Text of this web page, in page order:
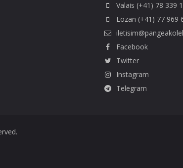
Valais (+41) 78 339
Lozan (+41) 77 969
Facebook
Twitter
Instagram
Telegram